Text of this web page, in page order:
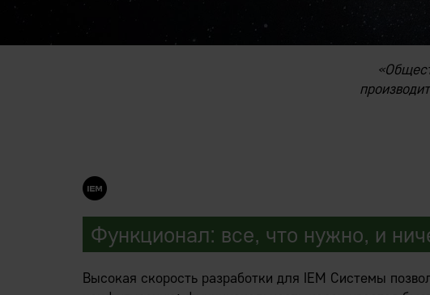
Функционал: все, что нужно, и
Высокая скорость разработки для IEM Системы